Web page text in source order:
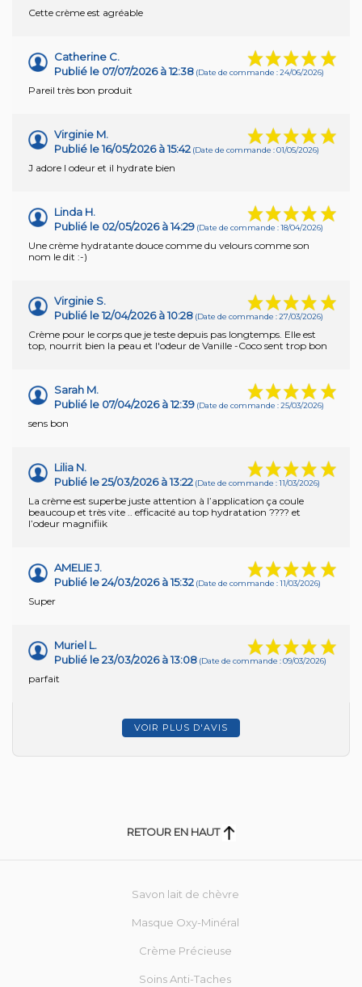
Cette crème est agréable
Catherine C.
Publié le 07/07/2026 à 12:38 (Date de commande : 24/06/2026)
Pareil très bon produit
Virginie M.
Publié le 16/05/2026 à 15:42 (Date de commande : 01/05/2026)
J adore l odeur et il hydrate bien
Linda H.
Publié le 02/05/2026 à 14:29 (Date de commande : 18/04/2026)
Une crème hydratante douce comme du velours comme son
nom le dit :-)
Virginie S.
Publié le 12/04/2026 à 10:28 (Date de commande : 27/03/2026)
Crème pour le corps que je teste depuis pas longtemps. Elle est
top, nourrit bien la peau et l'odeur de Vanille -Coco sent trop bon
Sarah M.
Publié le 07/04/2026 à 12:39 (Date de commande : 25/03/2026)
sens bon
Lilia N.
Publié le 25/03/2026 à 13:22 (Date de commande : 11/03/2026)
La crème est superbe juste attention à l’application ça coule
beaucoup et très vite .. efficacité au top hydratation ???? et
l’odeur magnifiik
AMELIE J.
Publié le 24/03/2026 à 15:32 (Date de commande : 11/03/2026)
Super
Muriel L.
Publié le 23/03/2026 à 13:08 (Date de commande : 09/03/2026)
parfait
VOIR PLUS D'AVIS
RETOUR EN HAUT
Savon lait de chèvre
Masque Oxy-Minéral
Crème Précieuse
Soins Anti-Taches